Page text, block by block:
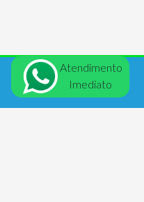
Atendimento
Imediato